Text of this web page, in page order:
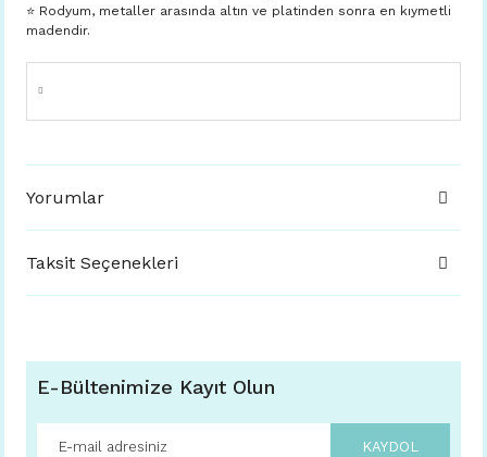
⭐️ Rodyum, metaller arasında altın ve platinden sonra en kıymetli
madendir.
Yorumlar
Taksit Seçenekleri
E-Bültenimize Kayıt Olun
KAYDOL